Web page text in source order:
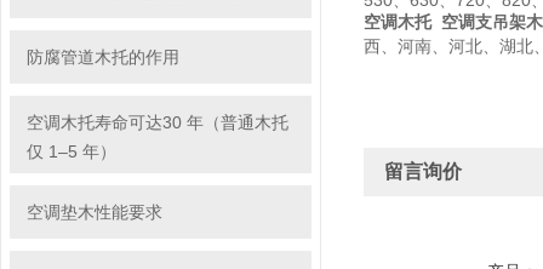
防腐管道木托的作用
空调木托寿命可达30 年（普通木托
仅 1–5 年）
空调垫木性能要求
空调木托 空调支吊架
西、河南、河北、湖北
留言询价